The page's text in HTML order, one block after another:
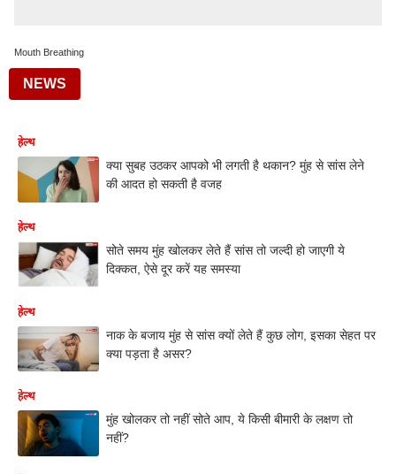
Mouth Breathing
NEWS
हेल्थ
क्या सुबह उठकर आपको भी लगती है थकान? मुंह से सांस लेने
की आदत हो सकती है वजह
हेल्थ
सोते समय मुंह खोलकर लेते हैं सांस तो जल्दी हो जाएगी ये
दिक्कत, ऐसे दूर करें यह समस्या
हेल्थ
नाक के बजाय मुंह से सांस क्यों लेते हैं कुछ लोग, इसका सेहत पर
क्या पड़ता है असर?
हेल्थ
मुंह खोलकर तो नहीं सोते आप, ये किसी बीमारी के लक्षण तो
नहीं?